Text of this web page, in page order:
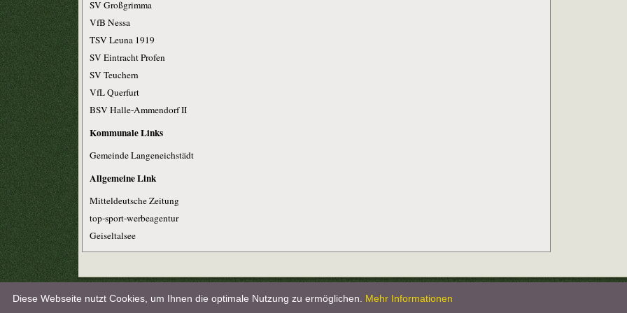
SV Großgrimma
VfB Nessa
TSV Leuna 1919
SV Eintracht Profen
SV Teuchern
VfL Querfurt
BSV Halle-Ammendorf II
Kommunale Links
Gemeinde Langeneichstädt
Allgemeine Link
Mitteldeutsche Zeitung
top-sport-werbeagentur
Geiseltalsee
Mitglieder Online:6| Gäste Online:0| Besucher heute:6| © SV Grün Weiß Langeneichstädt e.V.
Diese Webseite nutzt Cookies, um Ihnen die optimale Nutzung zu ermöglichen. Mehr Informationen